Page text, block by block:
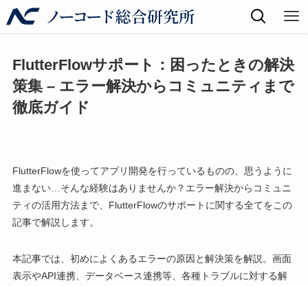
FlutterFlowサポート：困ったときの解決
策集 – エラー解決からコミュニティまで
徹底ガイド
FlutterFlowを使ってアプリ開発を行っているものの、思うように
進まない…そんな経験はありませんか？エラー解決からコミュニ
ティの活用方法まで、FlutterFlowのサポートに関する全てをこの
記事で解説します。
本記事では、初めによくあるエラーの原因と解決策を解説。画面
表示やAPI連携、データベース連携等、各種トラブルに対する解